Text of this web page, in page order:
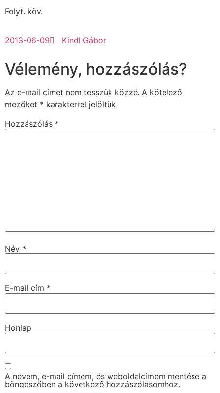
Folyt. köv.
2013-06-09 Kindl Gábor
Vélemény, hozzászólás?
Az e-mail címet nem tesszük közzé. A kötelező
mezőket * karakterrel jelöltük
Hozzászólás *
Név *
E-mail cím *
Honlap
A nevem, e-mail címem, és weboldalcímem mentése a
böngészőben a következő hozzászólásomhoz.